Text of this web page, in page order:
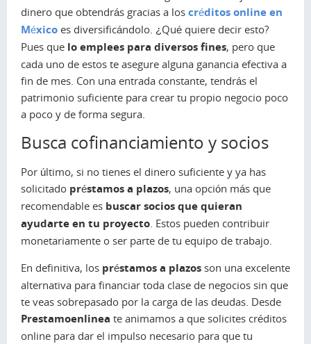
dinero que obtendrás gracias a los créditos online en
México es diversificándolo. ¿Qué quiere decir esto?
Pues que lo emplees para diversos fines, pero que
cada uno de estos te asegure alguna ganancia efectiva a
fin de mes. Con una entrada constante, tendrás el
patrimonio suficiente para crear tu propio negocio poco
a poco y de forma segura.
Busca cofinanciamiento y socios
Por último, si no tienes el dinero suficiente y ya has
solicitado préstamos a plazos, una opción más que
recomendable es buscar socios que quieran
ayudarte en tu proyecto. Estos pueden contribuir
monetariamente o ser parte de tu equipo de trabajo.
En definitiva, los préstamos a plazos son una excelente
alternativa para financiar toda clase de negocios sin que
te veas sobrepasado por la carga de las deudas. Desde
Prestamoenlinea te animamos a que solicites créditos
online para dar el impulso necesario para que tu